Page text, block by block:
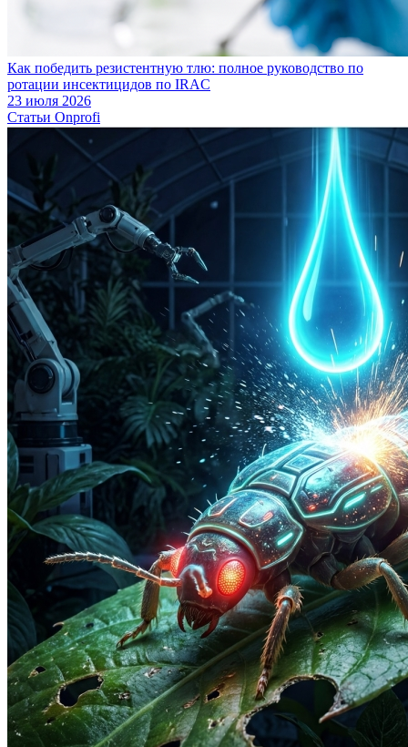
Как победить резистентную тлю: полное руководство по
ротации инсектицидов по IRAC
23 июля 2026
Статьи Onprofi